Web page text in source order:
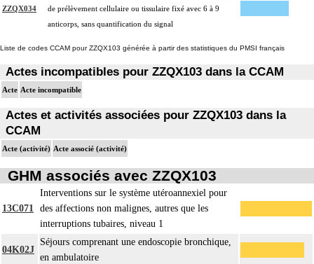
ZZQX034
de prélèvement cellulaire ou tissulaire fixé avec 6 à 9
anticorps, sans quantification du signal
Liste de codes CCAM pour ZZQX103 générée à partir des statistiques du PMSI français
Actes incompatibles pour ZZQX103 dans la CCAM
Acte Acte incompatible
Actes et activités associées pour ZZQX103 dans la
CCAM
Acte (activité) Acte associé (activité)
GHM associés avec ZZQX103
13C071
Interventions sur le système utéroannexiel pour
des affections non malignes, autres que les
interruptions tubaires, niveau 1
04K02J
Séjours comprenant une endoscopie bronchique,
en ambulatoire